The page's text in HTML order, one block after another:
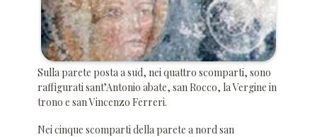
Sulla parete posta a sud, nei quattro scomparti, sono
raffigurati sant’Antonio abate, san Rocco, la Vergine in
trono e san Vincenzo Ferreri.
Nei cinque scomparti della parete a nord san